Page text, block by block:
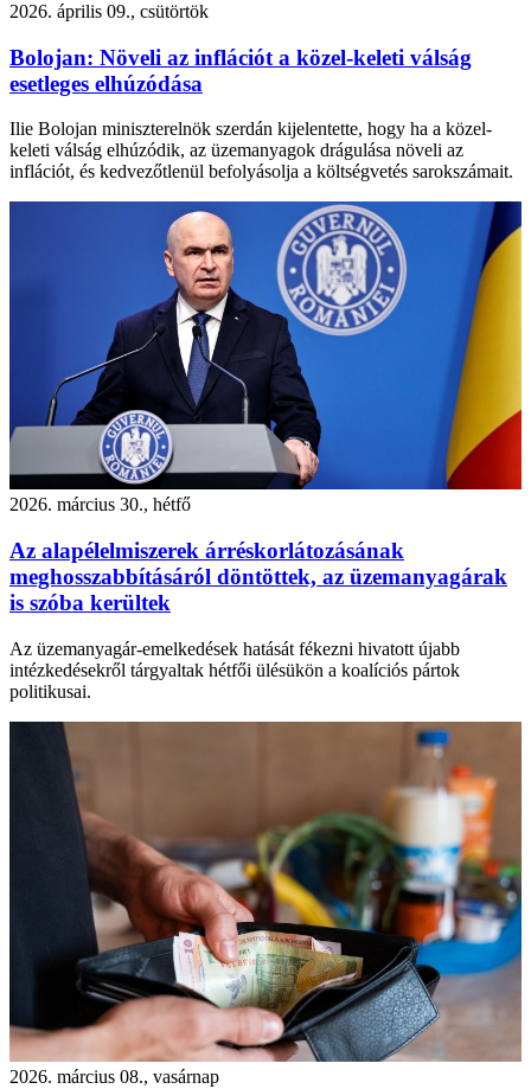
2026. április 09., csütörtök
Bolojan: Növeli az inflációt a közel-keleti válság
esetleges elhúzódása
Ilie Bolojan miniszterelnök szerdán kijelentette, hogy ha a közel-
keleti válság elhúzódik, az üzemanyagok drágulása növeli az
inflációt, és kedvezőtlenül befolyásolja a költségvetés sarokszámait.
2026. március 30., hétfő
Az alapélelmiszerek árréskorlátozásának
meghosszabbításáról döntöttek, az üzemanyagárak
is szóba kerültek
Az üzemanyagár-emelkedések hatását fékezni hivatott újabb
intézkedésekről tárgyaltak hétfői ülésükön a koalíciós pártok
politikusai.
2026. március 08., vasárnap